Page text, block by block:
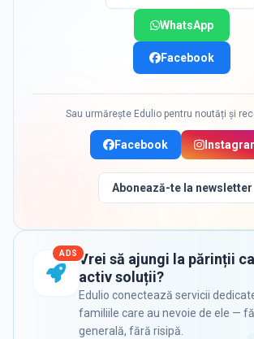
WhatsApp
Facebook
Sau urmărește Edulio pentru noutăți și
Facebook
Abonează-te la newsletter
ADS Vrei să ajungi la părinții
activ soluții?
Edulio conectează servicii
familiile care au nevoie de ele —
generală, fără risipă.